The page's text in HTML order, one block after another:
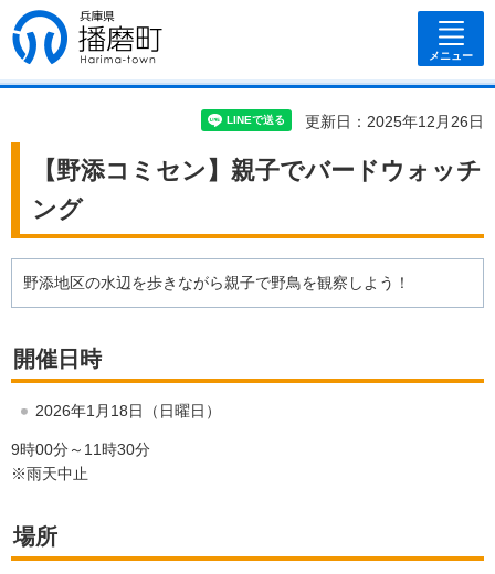
兵庫県 播磨
町
メニュー
更新日：2025年12月26日
【野添コミセン】親子でバードウォッチ
ング
野添地区の水辺を歩きながら親子で野鳥を観察しよう！
開催日時
2026年1月18日（日曜日）
9時00分～11時30分
※雨天中止
場所